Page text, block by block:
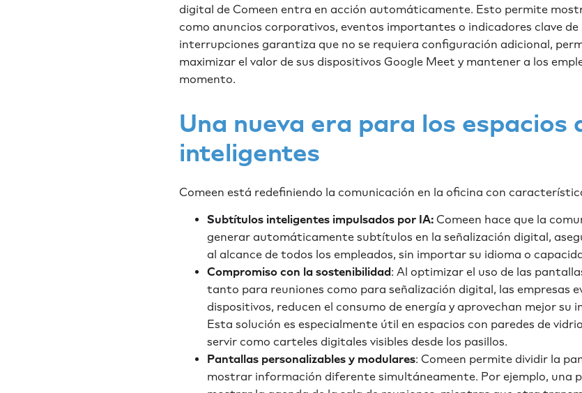
digital de Comeen entra en acción automáticamente. Esto permite
como anuncios corporativos, eventos importantes o indicadores clave
interrupciones garantiza que no se requiera configuración adicional,
maximizar el valor de sus dispositivos Google Meet y mantener a los
momento.
Una nueva era para los espacios
inteligentes
Comeen está redefiniendo la comunicación en la oficina con
Subtítulos inteligentes impulsados por IA: Comeen hace que la
generar automáticamente subtítulos en la señalización digital,
al alcance de todos los empleados, sin importar su idioma o
Compromiso con la sostenibilidad: Al optimizar el uso de las
tanto para reuniones como para señalización digital, las empresas
dispositivos, reducen el consumo de energía y aprovechan mejor
Esta solución es especialmente útil en espacios con paredes de
servir como carteles digitales visibles desde los pasillos.
Pantallas personalizables y modulares: Comeen permite dividir la
mostrar información diferente simultáneamente. Por ejemplo, una